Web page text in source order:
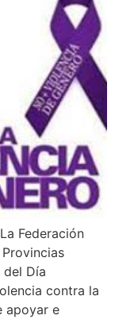
Federación
del Día
contra la
apoyar e